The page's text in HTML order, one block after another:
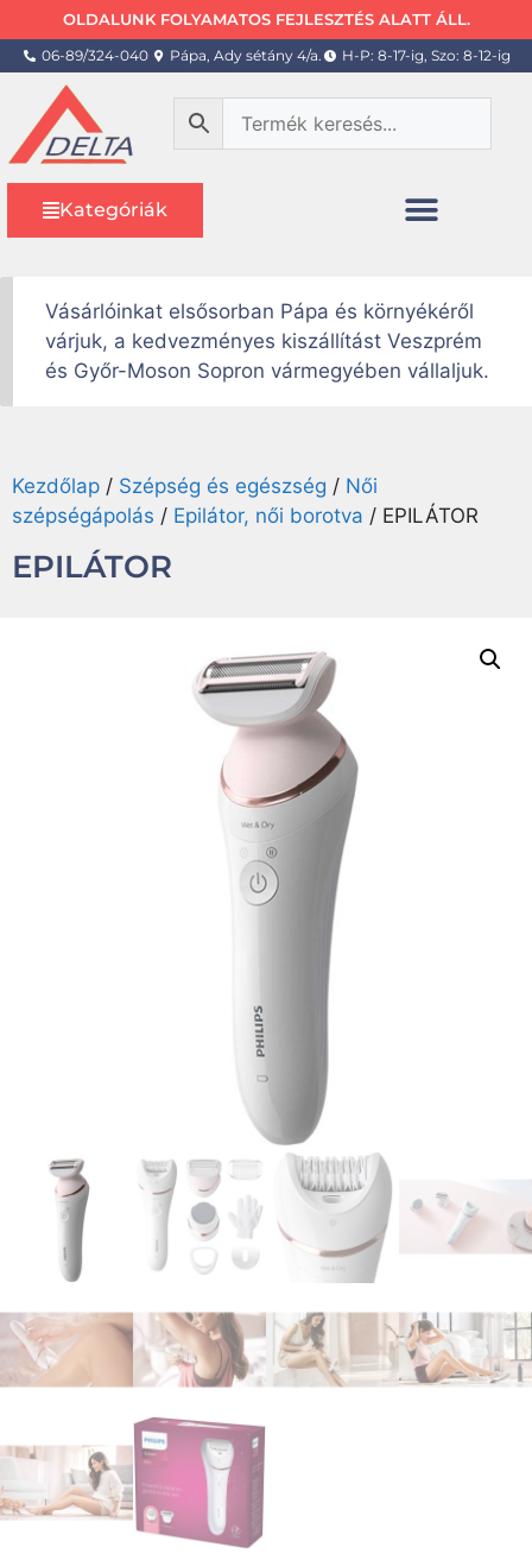
OLDALUNK FOLYAMATOS FEJLESZTÉS ALATT ÁLL.
06-89/324-040 Pápa, Ady sétány 4/a. H-P: 8-17-ig, Szo: 8-12-ig
Kategóriák
Vásárlóinkat elsősorban Pápa és környékéről
várjuk, a kedvezményes kiszállítást Veszprém
és Győr-Moson Sopron vármegyében vállaljuk.
Kezdőlap / Szépség és egészség / Női
szépségápolás / Epilátor, női borotva / EPILÁTOR
EPILÁTOR